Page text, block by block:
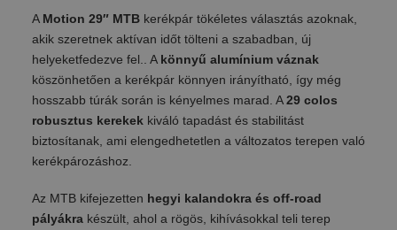
A Motion 29″ MTBkerékpár tökéletes választás azoknak,
akik szeretnek aktívan időt tölteni a szabadban, új
helyeketfedezve fel.. A könnyű alumínium váznak
köszönhetően a kerékpár könnyen irányítható, így még
hosszabb túrák során is kényelmes marad. A29 colos
robusztus kerekek kiváló tapadást és stabilitást
biztosítanak, ami elengedhetetlen a változatos terepen való
kerékpározáshoz.
Az MTB kifejezetten hegyi kalandokra és off-road
pályákrakészült, ahol a rögös, kihívásokkal teli terep